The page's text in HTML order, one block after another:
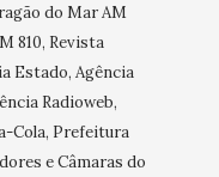
do Mar AM
810, Revista
Estado, Agência
Radioweb,
Cola, Prefeitura
e Câmaras do